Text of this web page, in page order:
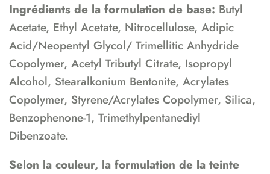
Ingrédients de la formulation de base: Butyl
Acetate, Ethyl Acetate, Nitrocellulose, Adipic
Acid/Neopentyl Glycol/ Trimellitic Anhydride
Copolymer, Acetyl Tributyl Citrate, Isopropyl
Alcohol, Stearalkonium Bentonite, Acrylates
Copolymer, Styrene/Acrylates Copolymer, Silica,
Benzophenone-1, Trimethylpentanediyl
Dibenzoate.
Selon la couleur, la formulation de la teinte